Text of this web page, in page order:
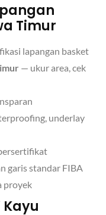
Timur
lapangan basket
— ukur area, cek
underlay
garis standar FIBA
proyek